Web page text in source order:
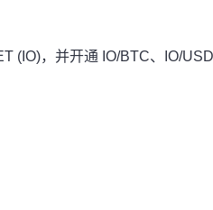
(IO)，并开通 IO/BTC、IO/